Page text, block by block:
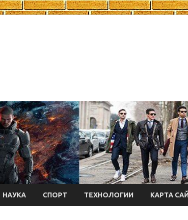
НАУКА СПОРТ ТЕХНОЛОГИИ КАРТА